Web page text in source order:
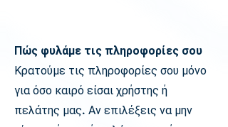
Πώς φυλάμε τις πληροφορίες σου
Κρατούμε τις πληροφορίες σου μόνο
για όσο καιρό είσαι χρήστης ή
πελάτης μας. Αν επιλέξεις να μην